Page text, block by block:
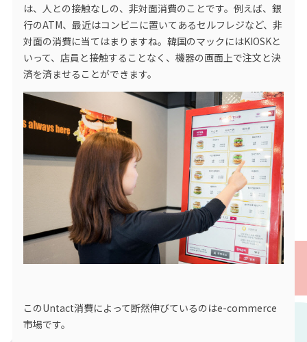
は、人との接触なしの、非対面消費のことです。例えば、銀
行のATM、最近はコンビニに置いてあるセルフレジなど、非
対面の消費に当てはまりますね。韓国のマックにはKIOSKと
いって、店員と接触することなく、機器の画面上で注文と決
済を済ませることができます。
このUntact消費によって断然伸びているのはe-commerce
市場です。